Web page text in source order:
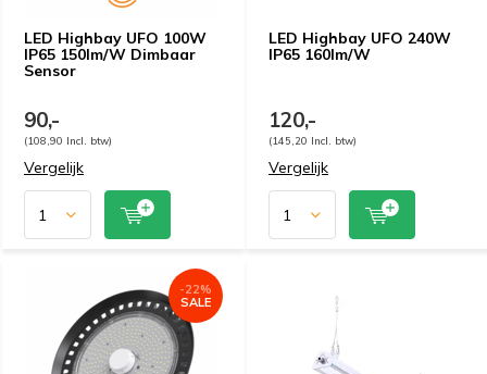
LED Highbay UFO 100W
IP65 150lm/W Dimbaar
Sensor
90,-
(108,90 Incl. btw)
Vergelijk
LED Highbay UFO 240W
IP65 160lm/W
120,-
(145,20 Incl. btw)
Vergelijk
-22%
SALE